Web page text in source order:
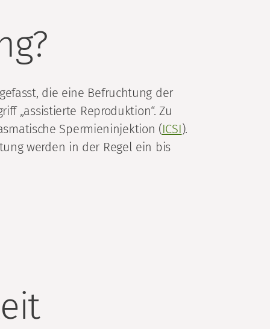
die eine Befruchtung der
„assistierte Reproduktion“. Zu
Spermieninjektion (ICSI).
werden in der Regel ein bis